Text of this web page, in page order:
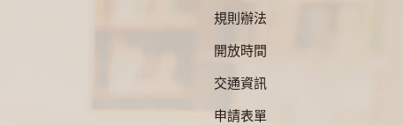
規則辦法
開放時間
交通資訊
申請表單